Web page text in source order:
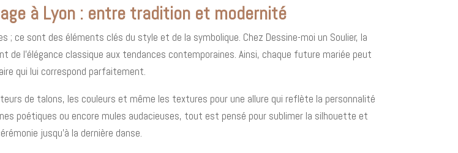
à Lyon : entre tradition et modernité
ce sont des éléments clés du style et de la symbolique. Chez Dessine-moi un Soulier, la
de l’élégance classique aux tendances contemporaines. Ainsi, chaque future mariée peut
qui lui correspond parfaitement.
de talons, les couleurs et même les textures pour une allure qui reflète la personnalité
poétiques ou encore mules audacieuses, tout est pensé pour sublimer la silhouette et
jusqu’à la dernière danse.